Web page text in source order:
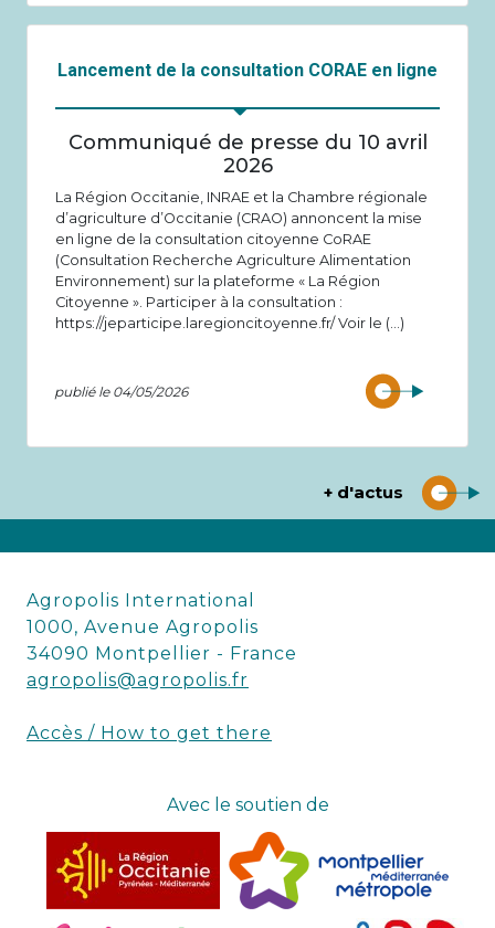
Lancement de la consultation CORAE en ligne
Communiqué de presse du 10 avril
2026
La Région Occitanie, INRAE et la Chambre régionale
d’agriculture d’Occitanie (CRAO) annoncent la mise
en ligne de la consultation citoyenne CoRAE
(Consultation Recherche Agriculture Alimentation
Environnement) sur la plateforme « La Région
Citoyenne ». Participer à la consultation :
https://jeparticipe.laregioncitoyenne.fr/ Voir le (…)
publié le 04/05/2026
+ d'actus
Agropolis International
1000, Avenue Agropolis
34090 Montpellier - France
agropolis@agropolis.fr
Accès / How to get there
Avec le soutien de